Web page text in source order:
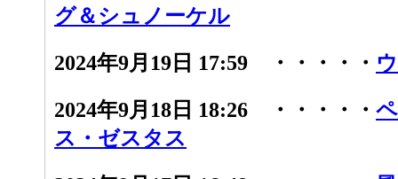
グ＆シュノーケル
2024年9月19日 17:59 ・・・・・
2024年9月18日 18:26 ・・・・・
ス・ゼスタス